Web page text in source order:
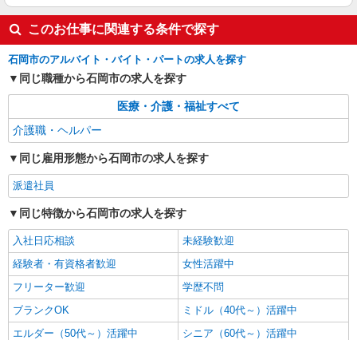
このお仕事に関連する条件で探す
石岡市のアルバイト・バイト・パートの求人を探す
同じ職種から石岡市の求人を探す
医療・介護・福祉すべて
介護職・ヘルパー
同じ雇用形態から石岡市の求人を探す
派遣社員
同じ特徴から石岡市の求人を探す
入社日応相談
未経験歓迎
経験者・有資格者歓迎
女性活躍中
フリーター歓迎
学歴不問
ブランクOK
ミドル（40代～）活躍中
エルダー（50代～）活躍中
シニア（60代～）活躍中